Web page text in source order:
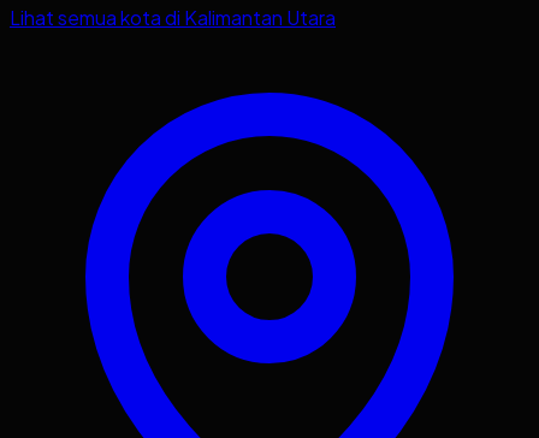
Lihat semua kota di Kalimantan Utara